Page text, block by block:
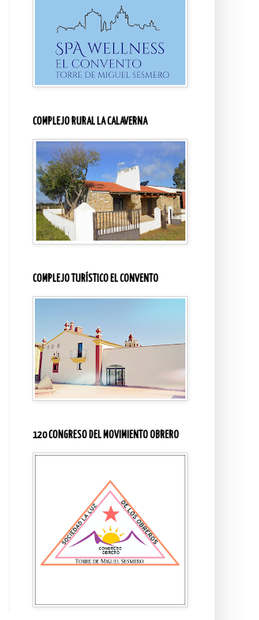
COMPLEJO RURAL LA CALAVERNA
COMPLEJO TURÍSTICO EL CONVENTO
120 CONGRESO DEL MOVIMIENTO OBRERO